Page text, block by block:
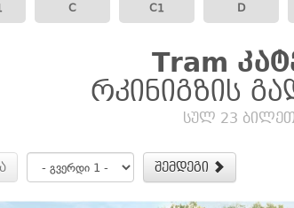
C C1 D
Tram
რკინიგზის
სულ 23
შემდეგი